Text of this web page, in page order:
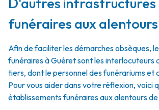
funéraires aux
Afin de faciliter les démarches obsèques,
funéraires à Guéret sont les interlocuteurs
tiers, dont le personnel des funérariums et
Pour vous aider dans votre réflexion, voici
établissements funéraires aux alentours